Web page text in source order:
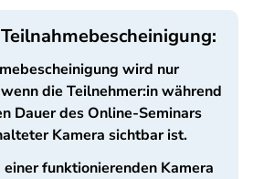
wird nur
die Teilnehmer:in während
Dauer des Online-Seminars
Kamera sichtbar ist.
einer funktionierenden Kamera